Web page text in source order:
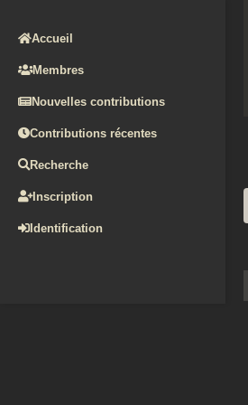
Accueil
Membres
Nouvelles contributions
Contributions récentes
Recherche
Inscription
Identification